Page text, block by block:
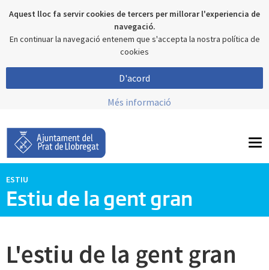
Aquest lloc fa servir cookies de tercers per millorar l'experiencia de
navegació.
En continuar la navegació entenem que s'accepta la nostra política de
cookies
D'acord
Més informació
ESTIU
Estiu de la gent gran
L'estiu de la gent gran